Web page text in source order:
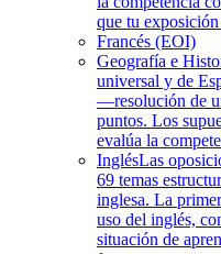
que tu
Francés (EOI)
Geografía e
universal y de
—resolución de
puntos. Los
evalúa la
InglésLas
69 temas
inglesa. La
uso del inglés,
situación de